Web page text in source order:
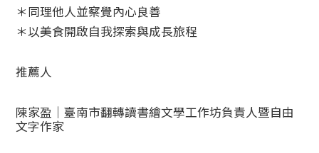
＊同理他人並察覺內心良善
＊以美食開啟自我探索與成長旅程
推薦人
陳家盈｜臺南市翻轉讀書繪文學工作坊負責人暨自由
文字作家